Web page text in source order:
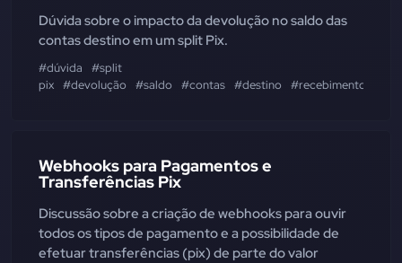
Dúvida sobre o impacto da devolução no saldo das
contas destino em um split Pix.
#dúvida
#split
pix #devolução #saldo #contas #destino #recebimento
Webhooks para Pagamentos e
Transferências Pix
Discussão sobre a criação de webhooks para ouvir
todos os tipos de pagamento e a possibilidade de
efetuar transferências (pix) de parte do valor